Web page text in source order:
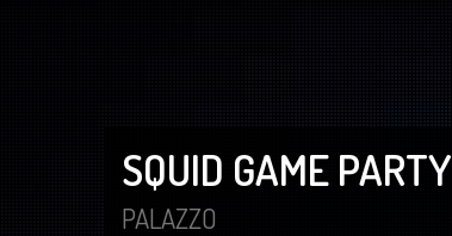
SQUID GAME PARTY
PALAZZO